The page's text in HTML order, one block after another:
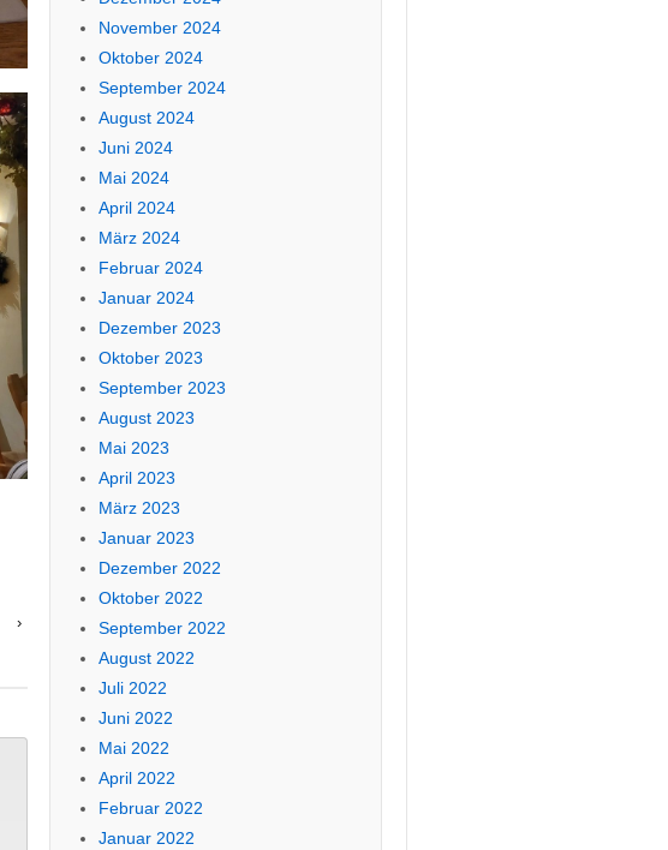
›
November 2024
Oktober 2024
September 2024
August 2024
Juni 2024
Mai 2024
April 2024
März 2024
Februar 2024
Januar 2024
Dezember 2023
Oktober 2023
September 2023
August 2023
Mai 2023
April 2023
März 2023
Januar 2023
Dezember 2022
Oktober 2022
September 2022
August 2022
Juli 2022
Juni 2022
Mai 2022
April 2022
Februar 2022
Januar 2022